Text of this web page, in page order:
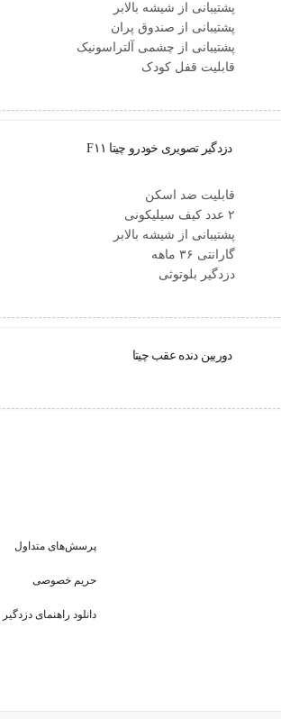
پشتیبانی از شیشه بالابر
پشتیبانی از صندوق پران
پشتیبانی از چشمی آلتراسونیک
قابلیت قفل کودک
دزدگیر تصویری خودرو چیتا F۱۱
قابلیت ضد اسکن
۲ عدد کیف سیلیکونی
پشتیبانی از شیشه بالابر
گارانتی ۳۶ ماهه
دزدگیر بلوتوثی
دوربین دنده عقب چیتا
پرسش‌های متداول
حریم خصوصی
دانلود راهنمای دزدگیر